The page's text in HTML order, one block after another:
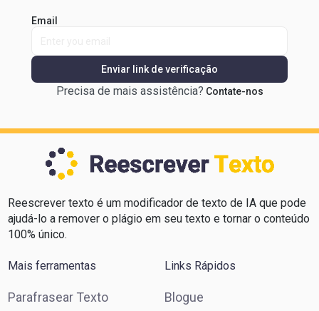
Email
Enviar link de verificação
Precisa de mais assistência? Contate-nos
Reescrever texto é um modificador de texto de IA que pode
ajudá-lo a remover o plágio em seu texto e tornar o conteúdo
100% único.
Mais ferramentas
Parafrasear Texto
Links Rápidos
Blogue